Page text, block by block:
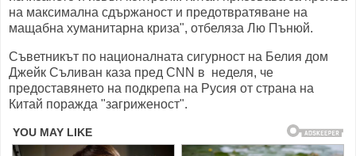
на максимална сдържаност и предотвратяване на
мащабна хуманитарна криза", отбеляза Лю Пънюй.
Съветникът по националната сигурност на Белия дом
Джейк Съливан каза пред CNN в неделя, че
предоставянето на подкрепа на Русия от страна на
Китай поражда "загриженост".